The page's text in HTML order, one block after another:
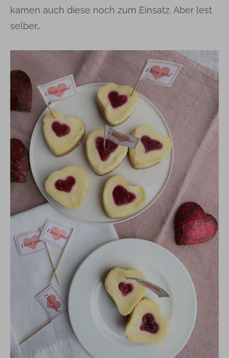
kamen auch diese noch zum Einsatz. Aber lest
selber…